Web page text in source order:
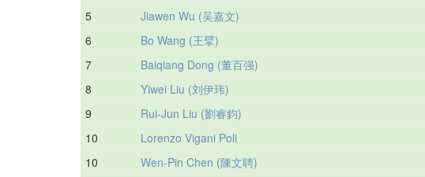
5 Jiawen Wu (吴嘉文)
6 Bo Wang (王擘)
7 Baiqiang Dong (董百强)
8 Yiwei Liu (刘伊玮)
9 Rui-Jun Liu (劉睿鈞)
10 Lorenzo Vigani Poli
10 Wen-Pin Chen (陳文聘)